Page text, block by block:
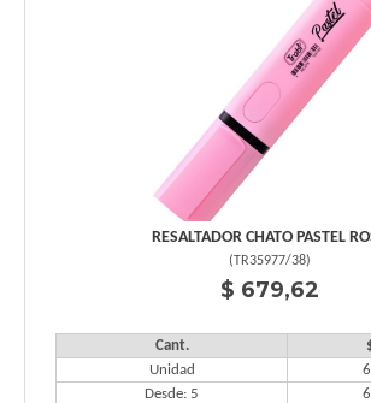
RESALTADOR CHATO PASTEL
( TR35977/38)
$ 679,62
Cant.
Unidad
Desde: 5